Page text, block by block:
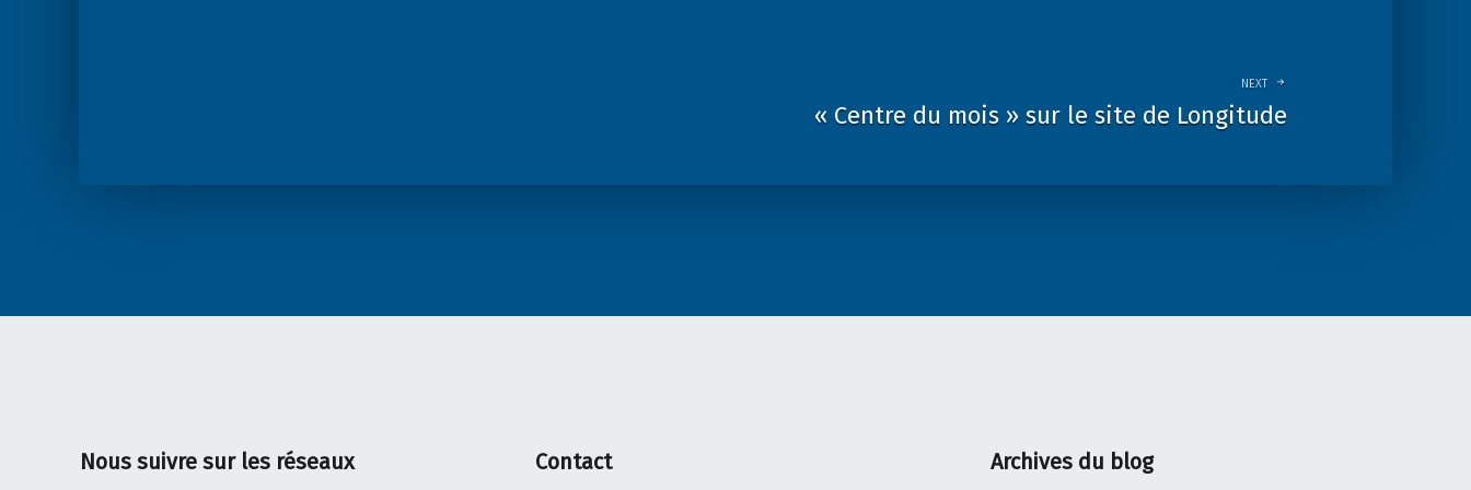
NEXT
« Centre du mois » sur le site de Longitude
Nous suivre sur les réseaux Contact Archives du blog